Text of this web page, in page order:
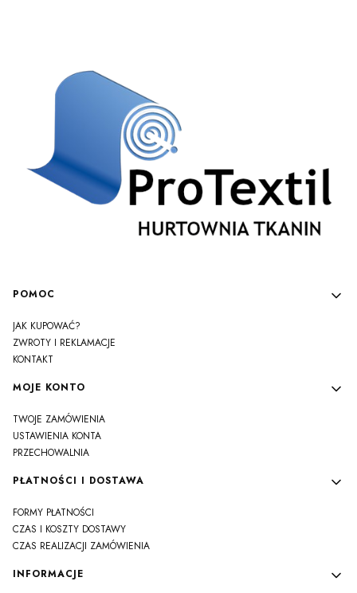
Linki w stopce
POMOC
JAK KUPOWAĆ?
ZWROTY I REKLAMACJE
KONTAKT
MOJE KONTO
TWOJE ZAMÓWIENIA
USTAWIENIA KONTA
PRZECHOWALNIA
PŁATNOŚCI I DOSTAWA
FORMY PŁATNOŚCI
CZAS I KOSZTY DOSTAWY
CZAS REALIZACJI ZAMÓWIENIA
INFORMACJE